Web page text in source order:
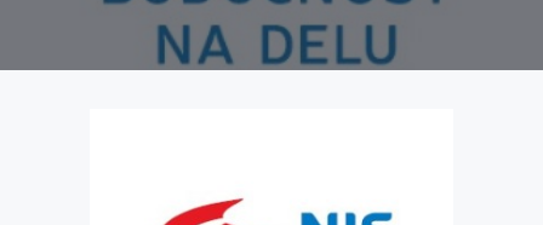
MISIJA I VIZIJA